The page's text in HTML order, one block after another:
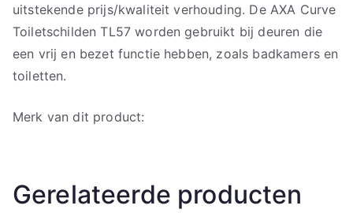
uitstekende prijs/kwaliteit verhouding. De AXA Curve
Toiletschilden TL57 worden gebruikt bij deuren die
een vrij en bezet functie hebben, zoals badkamers en
toiletten.
Merk van dit product:
Gerelateerde producten